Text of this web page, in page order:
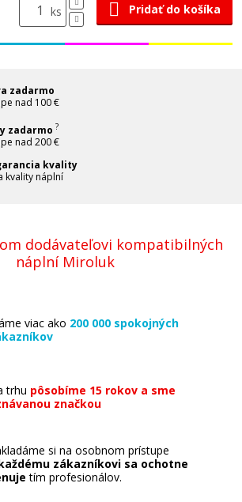
ks Pridať do košíka
zadarmo
nad 100 €
zadarmo ?
nad 200 €
kvality
kvality náplní
dodávateľovi kompatibilných
náplní Miroluk
viac ako 200 000 spokojných
trhu pôsobíme 15 rokov a sme
značkou
si na osobnom prístupe
zákazníkovi sa ochotne
tím profesionálov.